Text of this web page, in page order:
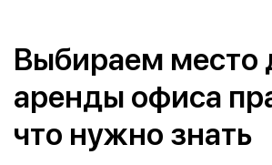
Выбираем место
аренды офиса
что нужно знать